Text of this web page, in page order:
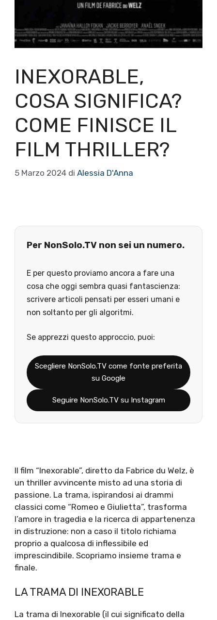
INEXORABLE,
COSA SIGNIFICA?
COME FINISCE IL
FILM THRILLER?
5 Marzo 2024 di Alessia D'Anna
Per NonSolo.TV non sei un numero.
E per questo proviamo ancora a fare una
cosa che oggi sembra quasi fantascienza:
scrivere articoli pensati per esseri umani e
non soltanto per gli algoritmi.
Se apprezzi questo approccio, puoi:
Scegliere NonSolo.TV come fonte preferita
su Google
Seguire NonSolo.TV su Instagram
Il film “Inexorable”, diretto da Fabrice du Welz, è
un thriller avvincente misto ad una storia di
passione. La trama, ispirandosi ai drammi
classici come “Romeo e Giulietta”, trasforma
l’amore in tragedia e la ricerca di appartenenza
in distruzione: non a caso il titolo richiama
proprio a qualcosa di inflessibile ed
imprescindibile. Scopriamo insieme trama e
finale.
LA TRAMA DI INEXORABLE
La trama di Inexorable (il cui significato della